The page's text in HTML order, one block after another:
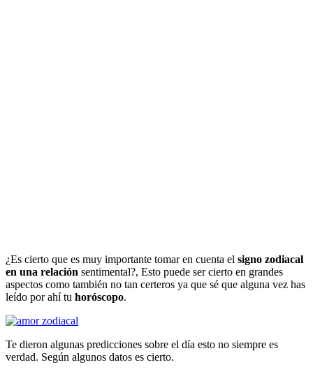
¿Es cierto que es muy importante tomar en cuenta el signo zodiacal
en una relación sentimental?, Esto puede ser cierto en grandes
aspectos como también no tan certeros ya que sé que alguna vez has
leído por ahí tu horóscopo.
Te dieron algunas predicciones sobre el día esto no siempre es
verdad. Según algunos datos es cierto.